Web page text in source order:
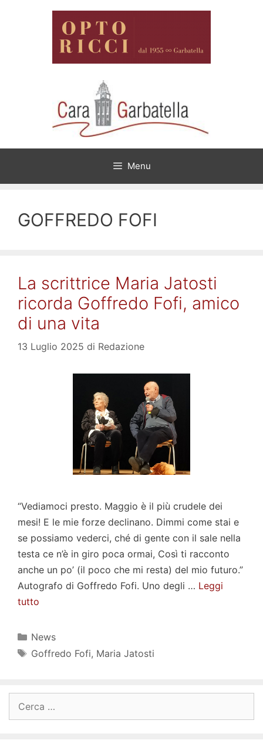
Menu
GOFFREDO FOFI
La scrittrice Maria Jatosti
ricorda Goffredo Fofi, amico
di una vita
13 Luglio 2025 di Redazione
“Vediamoci presto. Maggio è il più crudele dei
mesi! E le mie forze declinano. Dimmi come stai e
se possiamo vederci, ché di gente con il sale nella
testa ce n’è in giro poca ormai, Così ti racconto
anche un po’ (il poco che mi resta) del mio futuro.”
Autografo di Goffredo Fofi. Uno degli … Leggi
tutto
Categorie
News
Tag
Goffredo Fofi, Maria Jatosti
per: